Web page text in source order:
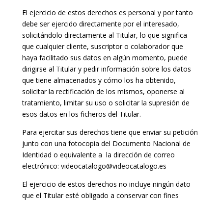
El ejercicio de estos derechos es personal y por tanto
debe ser ejercido directamente por el interesado,
solicitándolo directamente al Titular, lo que significa
que cualquier cliente, suscriptor o colaborador que
haya facilitado sus datos en algún momento, puede
dirigirse al Titular y pedir información sobre los datos
que tiene almacenados y cómo los ha obtenido,
solicitar la rectificación de los mismos, oponerse al
tratamiento, limitar su uso o solicitar la supresión de
esos datos en los ficheros del Titular.
Para ejercitar sus derechos tiene que enviar su petición
junto con una fotocopia del Documento Nacional de
Identidad o equivalente a la dirección de correo
electrónico: videocatalogo@videocatalogo.es
El ejercicio de estos derechos no incluye ningún dato
que el Titular esté obligado a conservar con fines